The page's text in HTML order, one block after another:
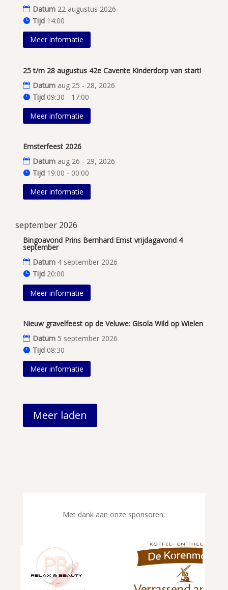
Datum 22 augustus 2026
Tijd 14:00
Meer informatie
25 t/m 28 augustus 42e Cavente Kinderdorp van start!
Datum aug 25 - 28, 2026
Tijd 09:30 - 17:00
Meer informatie
Emsterfeest 2026
Datum aug 26 - 29, 2026
Tijd 19:00 - 00:00
Meer informatie
september 2026
Bingoavond Prins Bernhard Emst vrijdagavond 4
september
Datum 4 september 2026
Tijd 20:00
Meer informatie
Nieuw gravelfeest op de Veluwe: Gisola Wild op Wielen
Datum 5 september 2026
Tijd 08:30
Meer informatie
Meer laden
Met dank aan onze sponsoren: